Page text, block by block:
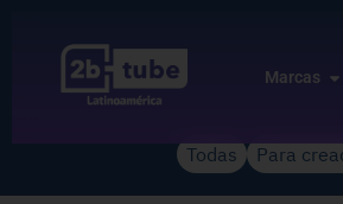
Marcas
Todas Para